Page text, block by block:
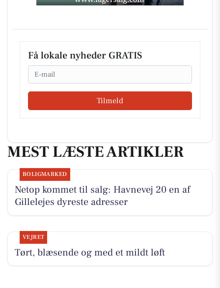
Få lokale nyheder GRATIS
Email
Tilmeld
MEST LÆSTE ARTIKLER
BOLIGMARKED
Netop kommet til salg: Havnevej 20 en af
Gillelejes dyreste adresser
VEJRET
Tørt, blæsende og med et mildt løft